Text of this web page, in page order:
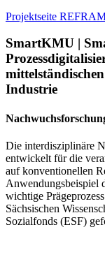
Projektseite
SmartKMU |
Industrie
Die interdisziplinäre
entwickelt für die
auf konventionellen
Anwendungsbeispiel
wichtige
Sächsischen
Sozialfonds (ESF)